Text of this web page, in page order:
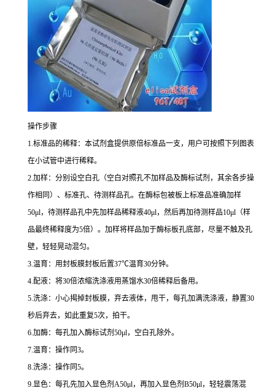
操作步骤
1.标准品的稀释：本试剂盒提供原倍标准品一支，用户可按照下列图表
在小试管中进行稀释。
2.加样：分别设空白孔（空白对照孔不加样品及酶标试剂，其余各步操
作相同）、标准孔、待测样品孔。在酶标包被板上标准品准确加样
50μl，待测样品孔中先加样品稀释液40μl，然后再加待测样品10μl （样
品最终稀释度为5倍）。加样将样品加于酶标板孔底部，尽量不触及孔
壁，轻轻晃动混匀。
3.温育：用封板膜封板后置37℃温育30分钟。
4.配液：将30倍浓缩洗涤液用蒸馏水30倍稀释后备用。
5.洗涤：小心揭掉封板膜，弃去液体，甩干，每孔加满洗涤液，静置30
秒后弃去，如此重复5次，拍干。
6.加酶：每孔加入酶标试剂 50μl，空白孔除外。
7.温育：操作同 3。
8.洗涤：操作同 5。
9.显色：每孔先加入显色剂 A50μl，再加入显色剂 B50μl，轻轻震荡混